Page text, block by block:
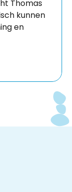
Thomas
kunnen
en